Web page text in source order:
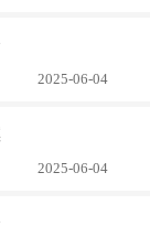
2025-06-04
2025-06-04